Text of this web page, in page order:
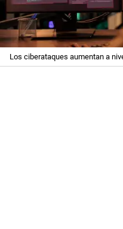
Los ciberataques aumentan a